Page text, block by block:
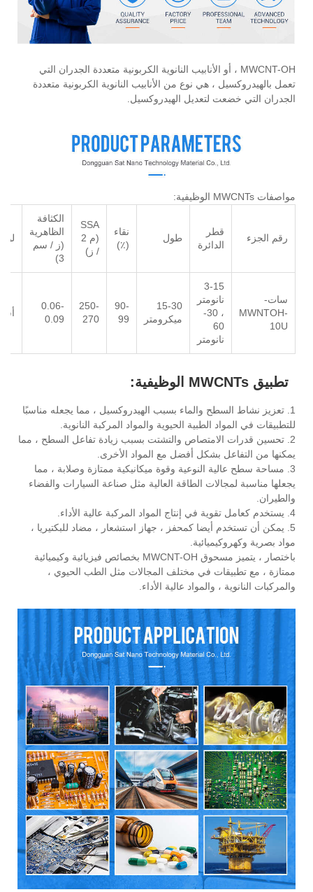
MWCNT-OH ، أو الأنابيب النانوية الكربونية متعددة الجدران التي
تعمل بالهيدروكسيل ، هي نوع من الأنابيب النانوية الكربونية متعددة
الجدران التي خضعت لتعديل الهيدروكسيل.
مواصفات MWCNTs الوظيفية:
رقم الجزء
قطر
الدائرة
طول
نقاء
(٪)
SSA
(م 2
/ ز)
الكثافة
الظاهرية
(ز / سم
3)
لون
سات-
MWNTOH-
10U
3-15
نانومتر
، 30-
60
نانومتر
15-30
ميكرومتر
90-
99
250-
270
0.06-
0.09
تطبيق MWCNTs الوظيفية:
1. تعزيز نشاط السطح والماء بسبب الهيدروكسيل ، مما يجعله مناسبًا
للتطبيقات في المواد الطبية الحيوية والمواد المركبة النانوية.
2. تحسين قدرات الامتصاص والتشتت بسبب زيادة تفاعل السطح ، مما
يمكنها من التفاعل بشكل أفضل مع المواد الأخرى.
3. مساحة سطح عالية النوعية وقوة ميكانيكية ممتازة وصلابة ، مما
يجعلها مناسبة لمجالات الطاقة العالية مثل صناعة السيارات والفضاء
والطيران.
4. يستخدم كعامل تقوية في إنتاج المواد المركبة عالية الأداء.
5. يمكن أن تستخدم أيضا كمحفز ، جهاز استشعار ، مضاد للبكتيريا ،
مواد بصرية وكهروكيميائية.
باختصار ، يتميز مسحوق MWCNT-OH بخصائص فيزيائية وكيميائية
ممتازة ، مع تطبيقات في مختلف المجالات مثل الطب الحيوي ،
والمركبات النانوية ، والمواد عالية الأداء.